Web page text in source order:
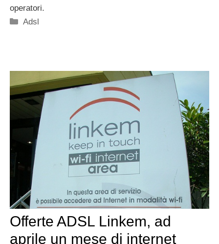
operatori.
Categorie
Adsl
Offerte ADSL Linkem, ad
aprile un mese di internet